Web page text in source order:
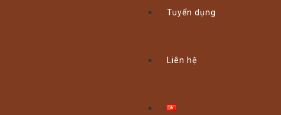
Tuyển dụng
Liên hệ